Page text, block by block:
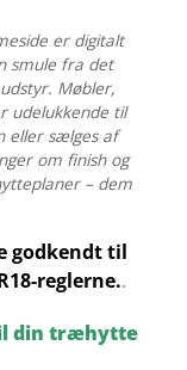
er digitalt
smule fra det
Møbler,
udelukkende til
eller sælges af
om finish og
– dem
godkendt til
reglerne..
din træhytte